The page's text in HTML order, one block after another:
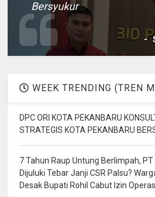
Bersyukur
-
WEEK TRENDING (TREN
DPC ORI KOTA PEKANBARU
STRATEGIS KOTA PEKANBARU
7 Tahun Raup Untung Berlimpah,
Dijuluki Tebar Janji CSR Palsu?
Desak Bupati Rohil Cabut Izin